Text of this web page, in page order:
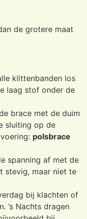
de grotere maat
klittenbanden los
laag stof onder de
brace met de duim
sluiting op de
polsbrace
spanning af met de
stevig, maar niet te
bij klachten of
’s Nachts dragen